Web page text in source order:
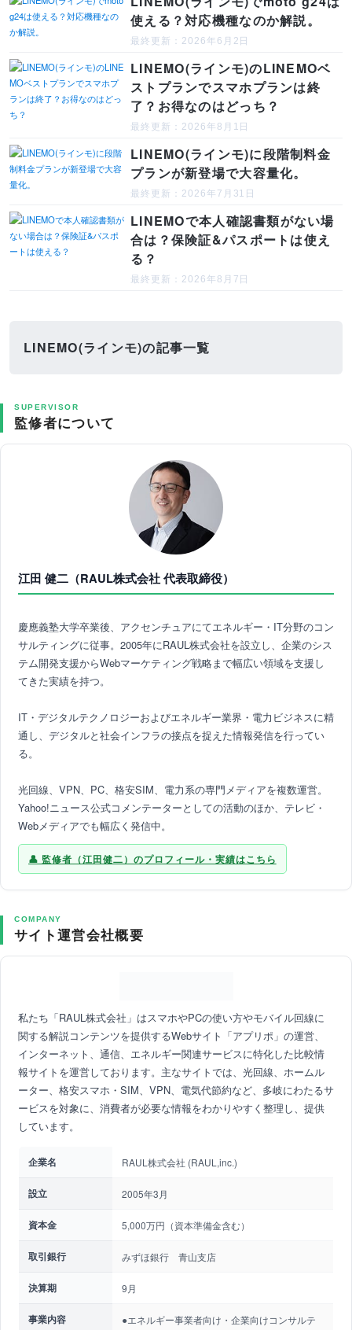
使える？対応機種なのか解説。
最終更新：2026年6月2日
LINEMO(ラインモ)のLINEMOベ
ストプランでスマホプランは終
了？お得なのはどっち？
最終更新：2026年8月1日
LINEMO(ラインモ)に段階制料金
プランが新登場で大容量化。
最終更新：2026年7月31日
LINEMOで本人確認書類がない場
合は？保険証&パスポートは使え
る？
最終更新：2026年8月7日
LINEMO(ラインモ)の記事一覧
SUPERVISOR
監修者について
江田 健二（RAUL株式会社 代表取締役）
慶應義塾大学卒業後、アクセンチュアにてエネルギー・IT分野のコン
サルティングに従事。2005年にRAUL株式会社を設立し、企業のシス
テム開発支援からWebマーケティング戦略まで幅広い領域を支援し
てきた実績を持つ。
IT・デジタルテクノロジーおよびエネルギー業界・電力ビジネスに精
通し、デジタルと社会インフラの接点を捉えた情報発信を行ってい
る。
光回線、VPN、PC、格安SIM、電力系の専門メディアを複数運営。
Yahoo!ニュース公式コメンテーターとしての活動のほか、テレビ・
Webメディアでも幅広く発信中。
監修者（江田健二）のプロフィール・実績はこちら
COMPANY
サイト運営会社概要
私たち「RAUL株式会社」はスマホやPCの使い方やモバイル回線に
関する解説コンテンツを提供するWebサイト「アプリポ」の運営、
インターネット、通信、エネルギー関連サービスに特化した比較情
報サイトを運営しております。主なサイトでは、光回線、ホームル
ーター、格安スマホ・SIM、VPN、電気代節約など、多岐にわたるサ
ービスを対象に、消費者が必要な情報をわかりやすく整理し、提供
しています。
企業名 RAUL株式会社 (RAUL,inc.)
設立 2005年3月
資本金 5,000万円（資本準備金含む）
取引銀行 みずほ銀行 青山支店
決算期 9月
事業内容
●エネルギー事業者向け・企業向けコンサルテ